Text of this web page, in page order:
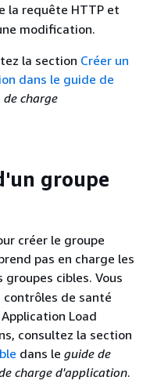
la requête HTTP et
modification.
la section Créer un
dans le guide de
de charge
groupe
créer le groupe
pas en charge les
groupes cibles. Vous
de santé
Load
consultez la section
dans le guide de
charge d'application.